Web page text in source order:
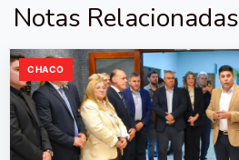
Notas Relacionadas
CHACO